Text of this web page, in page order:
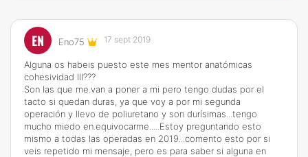
EN Eno75 17 sept 2019
Alguna os habeis puesto este mes mentor anatómicas
cohesividad III???
Son las que me.van a poner a mi pero tengo dudas por el
tacto si quedan duras, ya que voy a por mi segunda
operación y llevo de poliuretano y son durísimas...tengo
mucho miedo en.equivocarme.....Estoy preguntando esto
mismo a todas las operadas en 2019...comento esto por si
veis repetido mi mensaje, pero es para saber si alguna en